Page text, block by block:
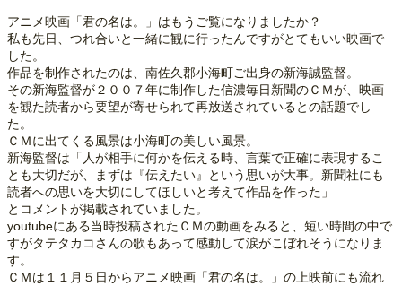
アニメ映画「君の名は。」はもうご覧になりましたか？
私も先日、つれ合いと一緒に観に行ったんですがとてもいい映画で
した。
作品を制作されたのは、南佐久郡小海町ご出身の新海誠監督。
その新海監督が２００７年に制作した信濃毎日新聞のＣＭが、映画
を観た読者から要望が寄せられて再放送されているとの話題でし
た。
ＣＭに出てくる風景は小海町の美しい風景。
新海監督は「人が相手に何かを伝える時、言葉で正確に表現するこ
とも大切だが、まずは『伝えたい』という思いが大事。新聞社にも
読者への思いを大切にしてほしいと考えて作品を作った」
とコメントが掲載されていました。
youtubeにある当時投稿されたＣＭの動画をみると、短い時間の中で
すがタテタカコさんの歌もあって感動して涙がこぼれそうになりま
す。
ＣＭは１１月５日からアニメ映画「君の名は。」の上映前にも流れ